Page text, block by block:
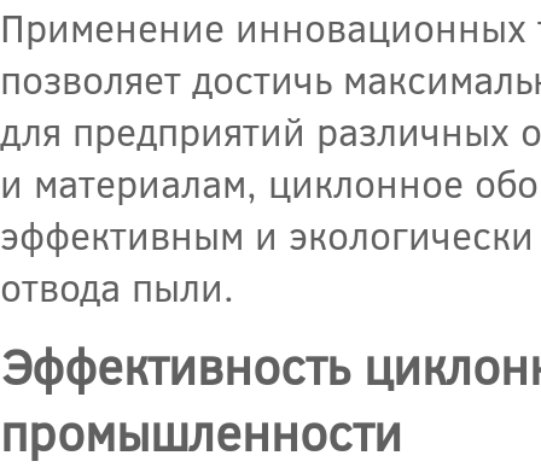
Применение инновационных
позволяет достичь
для предприятий различных
и материалам, циклонное
эффективным и
отвода пыли.
Эффективность
промышленности